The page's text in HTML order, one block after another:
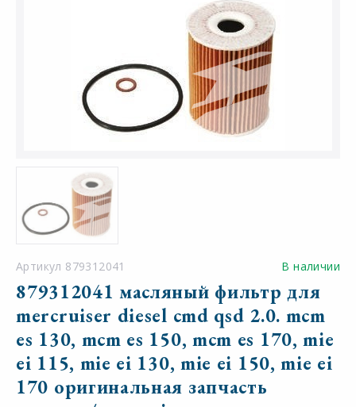
Артикул 879312041 В наличии
879312041 масляный фильтр для
mercruiser diesel cmd qsd 2.0. mcm
es 130, mcm es 150, mcm es 170, mie
ei 115, mie ei 130, mie ei 150, mie ei
170 оригинальная запчасть